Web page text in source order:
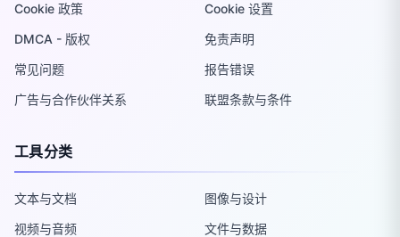
Cookie 政策
Cookie 设置
DMCA - 版权
免责声明
常见问题
报告错误
广告与合作伙伴关系
联盟条款与条件
工具分类
文本与文档
图像与设计
视频与音频
文件与数据